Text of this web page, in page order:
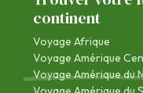
continent
Voyage Afrique
Voyage Amérique
Voyage Amérique du